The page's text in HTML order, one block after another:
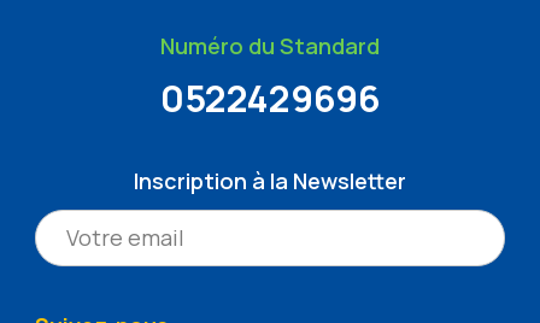
Numéro du Standard
0522429696
Inscription à la Newsletter